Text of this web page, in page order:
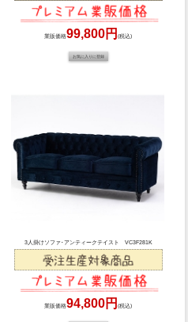
業販価格99,800円(税込)
3人掛けソファ･アンティークテイスト VC3F281K
業販価格94,800円(税込)